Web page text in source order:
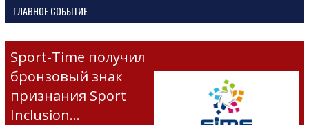
ГЛАВНОЕ СОБЫТИЕ
Sport-Time получил
бронзовый знак
признания Sport
Inclusion…